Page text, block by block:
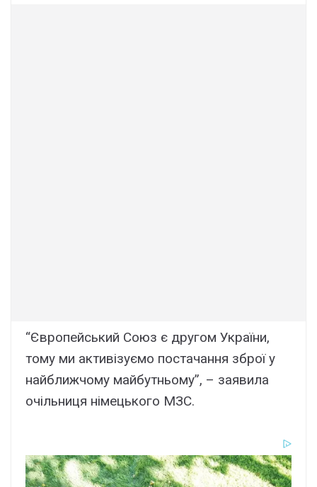
“Європейський Союз є другом України,
тому ми активізуємо постачання зброї у
найближчому майбутньому”, – заявила
очільниця німецького МЗС.